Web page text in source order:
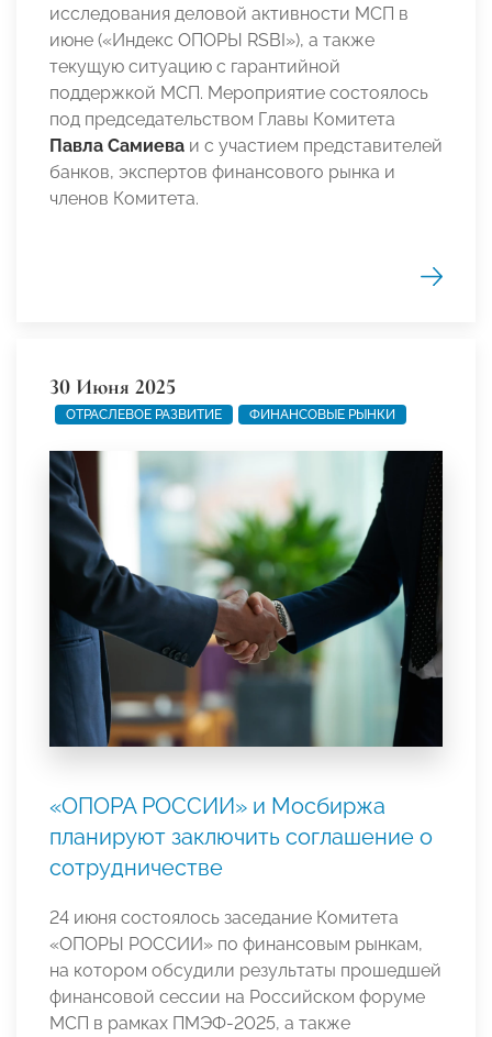
исследования деловой активности МСП в
июне («Индекс ОПОРЫ RSBI»), а также
текущую ситуацию с гарантийной
поддержкой МСП. Мероприятие состоялось
под председательством Главы Комитета
Павла Самиева и с участием представителей
банков, экспертов финансового рынка и
членов Комитета.
30 Июня 2025
ОТРАСЛЕВОЕ РАЗВИТИЕ ФИНАНСОВЫЕ РЫНКИ
«ОПОРА РОССИИ» и Мосбиржа
планируют заключить соглашение о
сотрудничестве
24 июня состоялось заседание Комитета
«ОПОРЫ РОССИИ» по финансовым рынкам,
на котором обсудили результаты прошедшей
финансовой сессии на Российском форуме
МСП в рамках ПМЭФ-2025, а также